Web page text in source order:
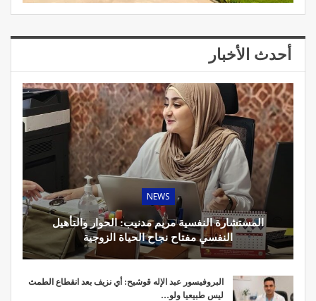
أحدث الأخبار
NEWS
المستشارة النفسية مريم مدنيب: الحوار والتأهيل
النفسي مفتاح نجاح الحياة الزوجية
البروفيسور عبد الإله قوشيح: أي نزيف بعد انقطاع الطمث
ليس طبيعيا ولو…